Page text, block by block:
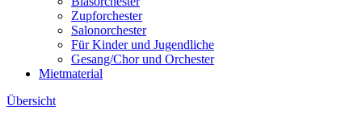
Zupforchester
Salonorchester
Für Kinder und Jugendliche
Gesang/Chor und Orchester
Mietmaterial
Übersicht